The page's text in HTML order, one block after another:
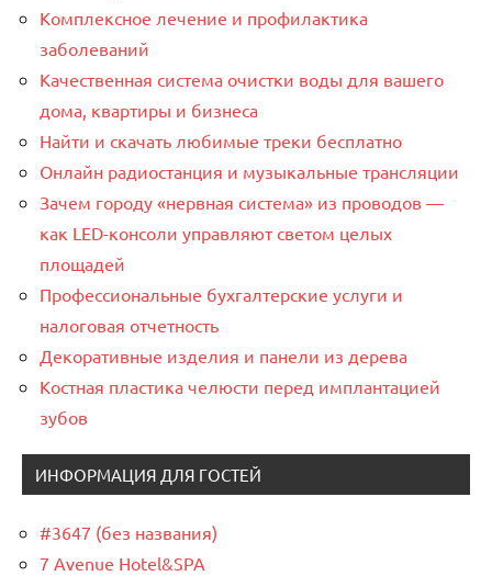
Комплексное лечение и профилактика
заболеваний
Качественная система очистки воды для вашего
дома, квартиры и бизнеса
Найти и скачать любимые треки бесплатно
Онлайн радиостанция и музыкальные трансляции
Зачем городу «нервная система» из проводов —
как LED-консоли управляют светом целых
площадей
Профессиональные бухгалтерские услуги и
налоговая отчетность
Декоративные изделия и панели из дерева
Костная пластика челюсти перед имплантацией
зубов
ИНФОРМАЦИЯ ДЛЯ ГОСТЕЙ
#3647 (без названия)
7 Avenue Hotel&SPA